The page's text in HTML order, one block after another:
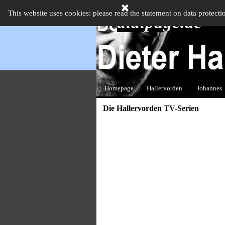
This website uses cookies: please read the statement on data
didipage.de
Homepage Hallervorden ▼
Johannes
Die Hallervorden TV-Serien